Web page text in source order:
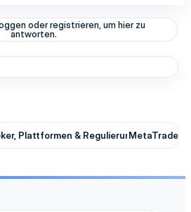
oder registrieren, um hier zu
antworten.
Plattformen & RegulierungMetaTrader